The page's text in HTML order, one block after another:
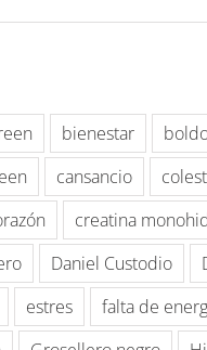
bienestar
cansancio
creatina
Daniel Custodio
estres
falta de